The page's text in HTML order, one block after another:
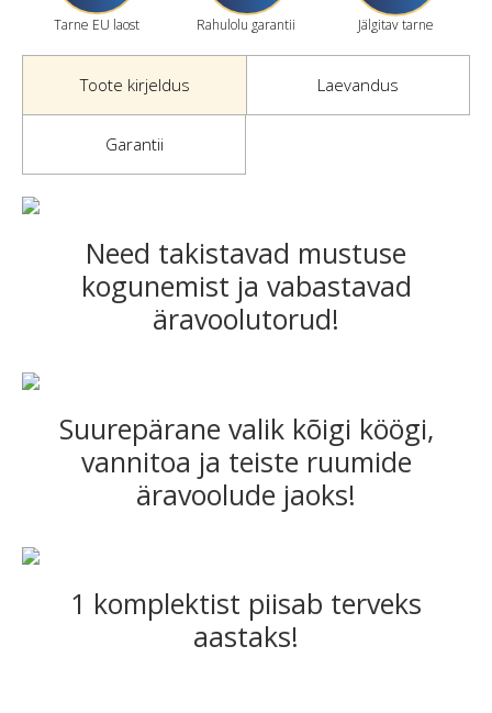
Tarne EU laost Rahulolu garantii Jälgitav tarne
Toote kirjeldus Laevandus
Garantii
Need takistavad mustuse
kogunemist ja vabastavad
äravoolutorud!
Suurepärane valik kõigi köögi,
vannitoa ja teiste ruumide
äravoolude jaoks!
1 komplektist piisab terveks
aastaks!